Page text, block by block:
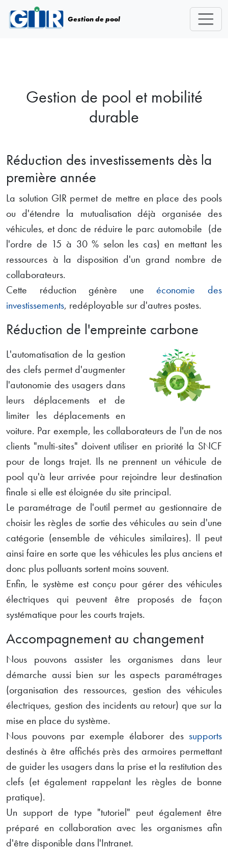
Skip navigation
Gestion de pool
Gestion de pool et mobilité
durable
Réduction des investissements dès la
première année
La solution GIR permet de mettre en place des pools
ou d'étendre la mutualisation déjà organisée des
véhicules, et donc de réduire le parc automobile (de
l'ordre de 15 à 30 % selon les cas) en mettant les
ressources à la disposition d'un grand nombre de
collaborateurs.
Cette réduction génère uneéconomie des
investissements, redéployable sur d'autres postes.
Réduction de l'empreinte carbone
L'automatisation de la gestion
des clefs permet d'augmenter
l'autonomie des usagers dans
leurs déplacements et de
limiter les déplacements en
voiture. Par exemple, les collaborateurs de l'un de nos
clients "multi-sites" doivent utiliser en priorité la SNCF
pour de longs trajet. Ils ne prennent un véhicule de
pool qu'à leur arrivée pour rejoindre leur destination
finale si elle est éloignée du site principal.
Le paramétrage de l'outil permet au gestionnaire de
choisir les règles de sortie des véhicules au sein d'une
catégorie (ensemble de véhicules similaires). Il peut
ainsi faire en sorte que les véhicules les plus anciens et
donc plus polluants sortent moins souvent.
Enfin, le système est conçu pour gérer des véhicules
électriques qui peuvent être proposés de façon
systématique pour les courts trajets.
Accompagnement au changement
Nous pouvons assister les organismes dans leur
démarche aussi bien sur les aspects paramétrages
(organisation des ressources, gestion des véhicules
électriques, gestion des incidents au retour) que sur la
mise en place du système.
Nous pouvons par exemple élaborer des supports
destinés à être affichés près des armoires permettant
de guider les usagers dans la prise et la restitution des
clefs (et également rappelant les règles de bonne
pratique).
Un support de type "tutoriel" peut également être
préparé en collaboration avec les organismes afin
d'être disponible dans l'Intranet.